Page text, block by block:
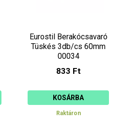
Eurostil Berakócsavaró
Tüskés 3db/cs 60mm
00034
833 Ft
KOSÁRBA
Raktáron